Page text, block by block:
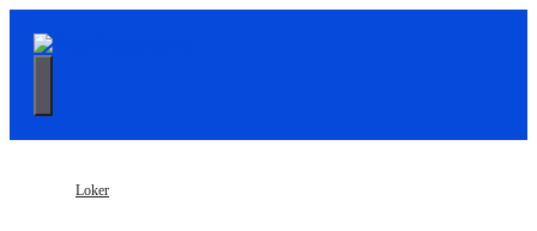
Menu
Loker